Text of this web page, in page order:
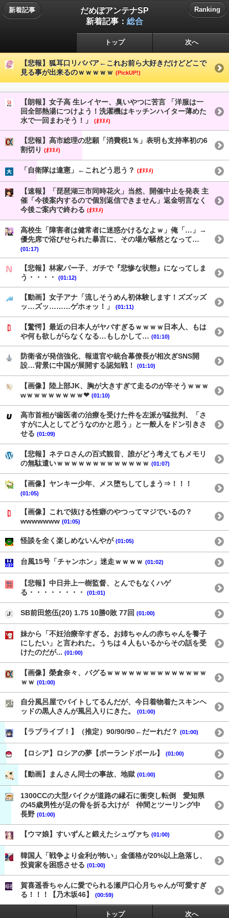
新着記事
だめぽアンテナSP
新着記事： 総合
Ranking
トップ 次へ
【悲報】狐耳口リババア←これお前ら大好きだけどどこで
見る事が出来るのｗｗｗｗｗ (PickUP!)
【朗報】女子高 生レイヤー、臭いやつに苦言 「洋服は一
回全部熱湯につけよう！洗濯機はキッチンハイター薄めた
水で一回まわそう！」
(ｵﾇﾇﾒ)
【悲報】高市総理の悲願「消費税1％」表明も支持率初の6
割切り (ｵﾇﾇﾒ)
「自衛隊は違憲」←これどう思う？ (ｵﾇﾇﾒ)
【速報】「琵琶湖三市同時花火」当然、開催中止を発表 主
催「今後案内するので個別返信できません」返金明言なく
今後ご案内で終わる (ｵﾇﾇﾒ)
高校生「障害者は健常者に迷惑かけるなよｗ」俺「…」→
優先席で浴びせられた暴言に、その場が騒然となって…
(01:17)
【悲報】林家パー子、ガチで『悲惨な状態』になってしま
う・・・・
(01:12)
【動画】女子アナ「流しそうめん初体験します！ズズッズ
ッ…ズッ………ゲホォッ！」
(01:11)
【驚愕】最近の日本人がヤバすぎるｗｗｗｗ日本人、もは
や何も欲しがらなくなる…もしかして… (01:10)
防衛省が発信強化、報道官や統合幕僚長が相次ぎSNS開
設…背景に中国が展開する認知戦！
(01:10)
【画像】陸上部JK、胸が大きすぎて走るのが辛そうｗｗｗ
wｗｗｗｗｗｗｗｗ❤ (01:10)
高市首相が歯医者の治療を受けた件を左派が猛批判、「さ
すがに人としてどうなのかと思う」と一般人をドン引きさ
せる (01:09)
【悲報】ネテロさんの百式観音、誰がどう考えてもメモリ
の無駄遣いｗｗｗｗｗｗｗｗｗｗｗｗｗ (01:07)
【画像】ヤンキー少年、メス堕ちしてしまう⇒！！！
(01:05)
【画像】これで抜ける性癖のやつってマジでいるの？
wwwwwww (01:05)
怪談を全く楽しめないんやが (01:05)
台風15号「チャンホン」迷走ｗｗｗｗ (01:02)
【悲報】中日井上一樹監督、とんでもなくハゲ
る・・・・・・・・
(01:01)
SB前田悠伍(20) 1.75 10勝0敗 77回 (01:00)
妹から「不妊治療辛すぎる。お姉ちゃんの赤ちゃんを養子
にしたい」と言われた。うちは４人もいるからその話を受
けたのだが... (01:00)
【画像】榮倉奈々、バグるｗｗｗｗｗｗｗｗｗｗｗｗｗｗ
ｗｗ (01:00)
自分風呂屋でバイトしてるんだが、今日着物着たスキンヘ
ッドの黒人さんが風呂入りにきた。
(01:00)
【ラブライブ！】（推定）90/90/90←だーれだ？ (01:00)
【ロシア】ロシアの夢【ポーランドボール】 (01:00)
【動画】まんさん同士の事故、地獄 (01:00)
1300CCの大型バイクが道路の縁石に衝突し転倒 愛知県
の45歳男性が足の骨を折る大けが 仲間とツーリング中
長野 (01:00)
【ウマ娘】すいずんと鍛えたシュヴァち (01:00)
韓国人「戦争より金利が怖い」金価格が20%以上急落し、
投資家を困惑させる (01:00)
賀喜遥香ちゃんに愛でられる瀬戸口心月ちゃんが可愛すぎ
る！！！【乃木坂46】
(00:59)
トップ 次へ